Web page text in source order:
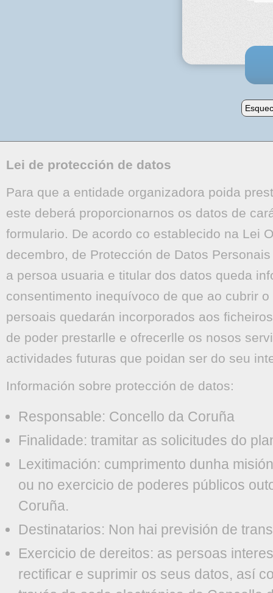
Lei de protección de datos
Para que a entidade organizadora poida
este deberá proporcionarnos os datos de
formulario. De acordo co establecido na Lei
decembro, de Protección de Datos
a persoa usuaria e titular dos datos queda
consentimento inequívoco de que ao cubrir
persoais quedarán incorporados aos
de poder prestarlle e ofrecerlle os nosos
actividades futuras que poidan ser do seu
Información sobre protección de datos:
Responsable: Concello da Coruña
Finalidade: tramitar as solicitudes do
Lexitimación: cumprimento dunha
ou no exercicio de poderes públicos
Coruña.
Destinatarios: Non hai previsión de
Exercicio de dereitos: as persoas
rectificar e suprimir os seus datos, así